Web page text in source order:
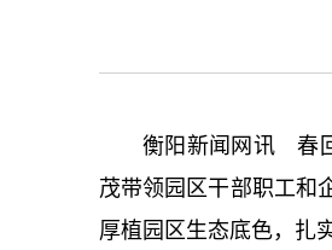
衡阳新闻网讯 春
茂带领园区干部职工和
厚植园区生态底色，扎